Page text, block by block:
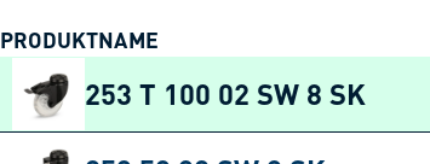
PRODUKTNAME
253 T 100 02 SW 8 SK